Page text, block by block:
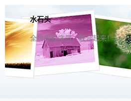
水石头
全世界程序员，联合起来！